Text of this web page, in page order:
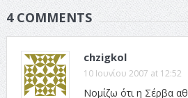
4 COMMENTS
chzigkol
10 Ιουνίου 2007 at 12:52
Νομίζω ότι η Σέρβα